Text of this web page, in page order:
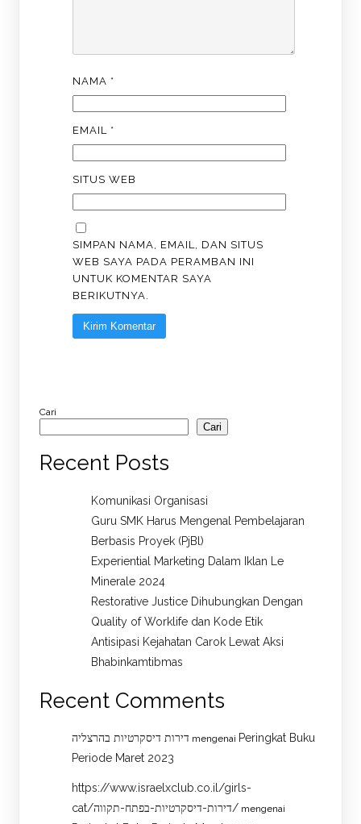
NAMA *
EMAIL *
SITUS WEB
SIMPAN NAMA, EMAIL, DAN SITUS
WEB SAYA PADA PERAMBAN INI
UNTUK KOMENTAR SAYA
BERIKUTNYA.
Cari
Cari
Recent Posts
Komunikasi Organisasi
Guru SMK Harus Mengenal Pembelajaran
Berbasis Proyek (PjBl)
Experiential Marketing Dalam Iklan Le
Minerale 2024
Restorative Justice Dihubungkan Dengan
Quality of Worklife dan Kode Etik
Antisipasi Kejahatan Carok Lewat Aksi
Bhabinkamtibmas
Recent Comments
דירות דיסקרטיות בהרצליה mengenai Peringkat Buku
Periode Maret 2023
https://www.israelxclub.co.il/girls-
cat/דירות-דיסקרטיות-בפתח-תקווה/ mengenai